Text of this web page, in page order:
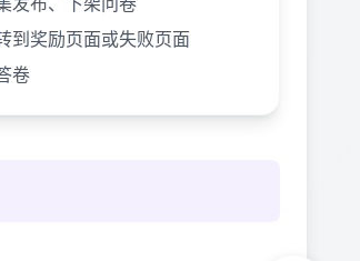
到奖励页面或失败页面
卷